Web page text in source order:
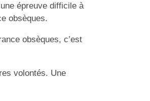
épreuve difficile à
obsèques.
obsèques, c’est
volontés. Une